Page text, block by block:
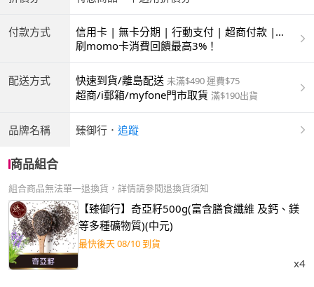
付款方式
信用卡 | 無卡分期 | 行動支付 | 超商付款 |
ATM | 銀聯卡
刷momo卡消費回饋最高3%！
配送方式 快速到貨/離島配送 未滿$490 運費$75
超商/i郵箱/myfone門市取貨 滿$190出貨
品牌名稱 臻御行 ． 追蹤
商品組合
組合商品無法單一退換貨，詳情請參閱退換貨須知
【臻御行】奇亞籽500g(富含膳食纖維 及鈣、鎂
等多種礦物質)(中元)
最快後天 08/10 到貨
x4